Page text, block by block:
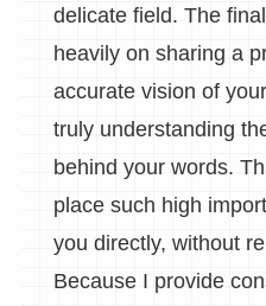
delicate field. The
heavily on sharing a
accurate vision of
truly understanding
behind your words.
place such high
you directly, without
Because I provide